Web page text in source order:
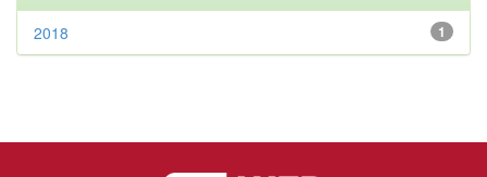
1
2018